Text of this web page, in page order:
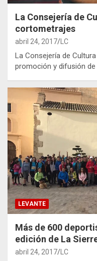
La Consejería de
cortometrajes
abril 24, 2017 LC
La Consejería de
promoción y difusión
LEVANTE
Más de 600
edición de La
abril 24, 2017 LC